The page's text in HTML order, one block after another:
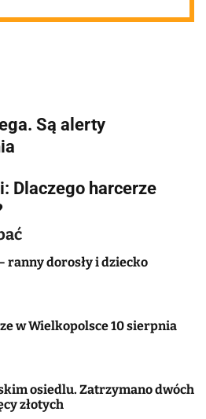
Są alerty
Dlaczego harcerze
ranny dorosły i dziecko
w Wielkopolsce 10 sierpnia
osiedlu. Zatrzymano dwóch
złotych